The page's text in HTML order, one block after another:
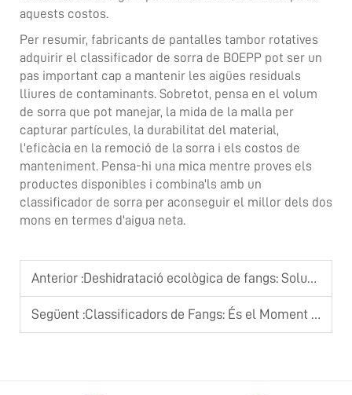
aquests costos.
Per resumir, fabricants de pantalles tambor rotatives
adquirir el classificador de sorra de BOEPP pot ser un
pas important cap a mantenir les aigües residuals
lliures de contaminants. Sobretot, pensa en el volum
de sorra que pot manejar, la mida de la malla per
capturar partícules, la durabilitat del material,
l'eficàcia en la remoció de la sorra i els costos de
manteniment. Pensa-hi una mica mentre proves els
productes disponibles i combina'ls amb un
classificador de sorra per aconseguir el millor dels dos
mons en termes d'aigua neta.
Anterior :Deshidratació ecològica de fangs: Solucions sostenibles per a instal·lacions modernes
Següent :Classificadors de Fangs: És el Moment de Passar dels Sistemes Manuals?